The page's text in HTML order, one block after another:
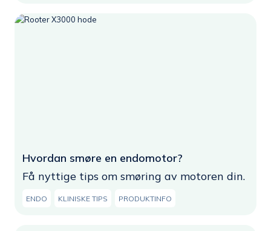
Hvordan smøre en endomotor?
Få nyttige tips om smøring av motoren din.
ENDO KLINISKE TIPS PRODUKTINFO